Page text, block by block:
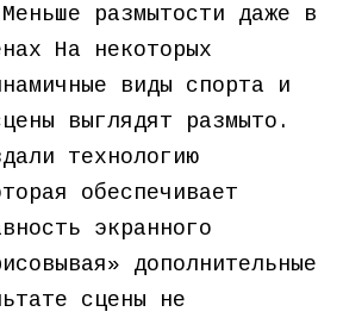
размытости даже в
На некоторых
виды спорта и
выглядят размыто.
технологию
обеспечивает
экранного
дополнительные
сцены не